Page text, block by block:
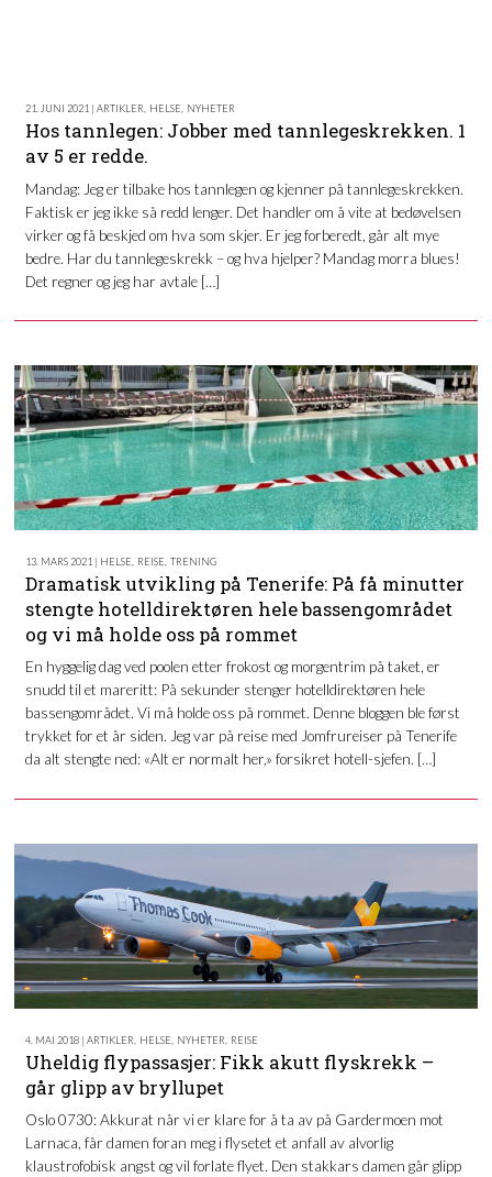
21. JUNI 2021 | ARTIKLER HELSE NYHETER
Hos tannlegen: Jobber med tannlegeskrekken. 1
av 5 er redde.
Mandag: Jeg er tilbake hos tannlegen og kjenner på tannlegeskrekken.
Faktisk er jeg ikke så redd lenger. Det handler om å vite at bedøvelsen
virker og få beskjed om hva som skjer. Er jeg forberedt, går alt mye
bedre. Har du tannlegeskrekk – og hva hjelper? Mandag morra blues!
Det regner og jeg har avtale […]
13. MARS 2021 | HELSE REISE TRENING
Dramatisk utvikling på Tenerife: På få minutter
stengte hotelldirektøren hele bassengområdet
og vi må holde oss på rommet
En hyggelig dag ved poolen etter frokost og morgentrim på taket, er
snudd til et mareritt: På sekunder stenger hotelldirektøren hele
bassengområdet. Vi må holde oss på rommet. Denne bloggen ble først
trykket for et år siden. Jeg var på reise med Jomfrureiser på Tenerife
da alt stengte ned: «Alt er normalt her,» forsikret hotell-sjefen. […]
4. MAI 2018 | ARTIKLER HELSE NYHETER REISE
Uheldig flypassasjer: Fikk akutt flyskrekk –
går glipp av bryllupet
Oslo 0730: Akkurat når vi er klare for å ta av på Gardermoen mot
Larnaca, får damen foran meg i flysetet et anfall av alvorlig
klaustrofobisk angst og vil forlate flyet. Den stakkars damen går glipp